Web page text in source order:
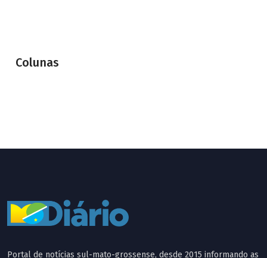
Colunas
Portal de notícias sul-mato-grossense, desde 2015 informando as